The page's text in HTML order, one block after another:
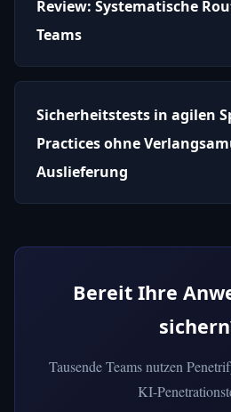
Review: Systematische
Teams
Sicherheitstests in agilen
Practices ohne
Auslieferung
Bereit Ihre
Tausende Teams nutzen
KI-